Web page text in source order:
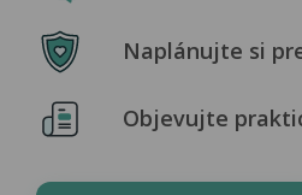
Naplánujte si
Objevujte